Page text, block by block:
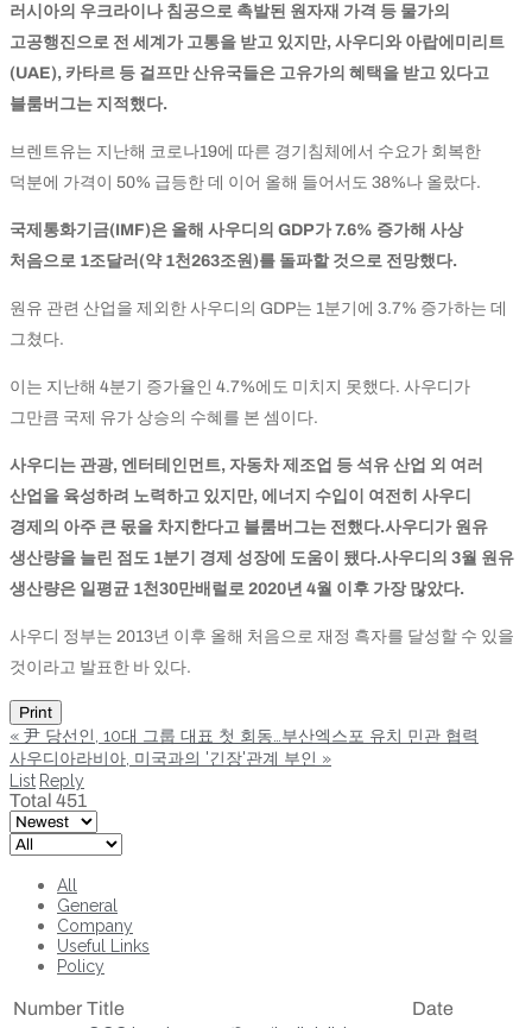
러시아의 우크라이나 침공으로 촉발된 원자재 가격 등 물가의
고공행진으로 전 세계가 고통을 받고 있지만, 사우디와 아랍에미리트
(UAE), 카타르 등 걸프만 산유국들은 고유가의 혜택을 받고 있다고
블룸버그는 지적했다.
브렌트유는 지난해 코로나19에 따른 경기침체에서 수요가 회복한
덕분에 가격이 50% 급등한 데 이어 올해 들어서도 38%나 올랐다.
국제통화기금(IMF)은 올해 사우디의 GDP가 7.6% 증가해 사상
처음으로 1조달러(약 1천263조원)를 돌파할 것으로 전망했다.
원유 관련 산업을 제외한 사우디의 GDP는 1분기에 3.7% 증가하는 데
그쳤다.
이는 지난해 4분기 증가율인 4.7%에도 미치지 못했다. 사우디가
그만큼 국제 유가 상승의 수혜를 본 셈이다.
사우디는 관광, 엔터테인먼트, 자동차 제조업 등 석유 산업 외 여러
산업을 육성하려 노력하고 있지만, 에너지 수입이 여전히 사우디
경제의 아주 큰 몫을 차지한다고 블룸버그는 전했다.사우디가 원유
생산량을 늘린 점도 1분기 경제 성장에 도움이 됐다.사우디의 3월 원유
생산량은 일평균 1천30만배럴로 2020년 4월 이후 가장 많았다.
사우디 정부는 2013년 이후 올해 처음으로 재정 흑자를 달성할 수 있을
것이라고 발표한 바 있다.
Print
« 尹 당선인, 10대 그룹 대표 첫 회동…부산엑스포 유치 민관 협력
사우디아라비아, 미국과의 '긴장'관계 부인 »
List Reply
Total 451
All
General
Company
Useful Links
Policy
Number Title Date